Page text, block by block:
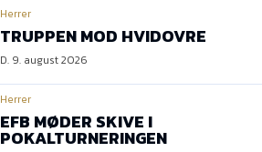
Herrer
TRUPPEN MOD HVIDOVRE
D. 9. august 2026
Herrer
EFB MØDER SKIVE I
POKALTURNERINGEN